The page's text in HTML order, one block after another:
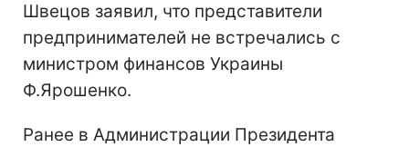
Швецов заявил, что представители
предпринимателей не встречались с
министром финансов Украины
Ф.Ярошенко.
Ранее в Администрации Президента